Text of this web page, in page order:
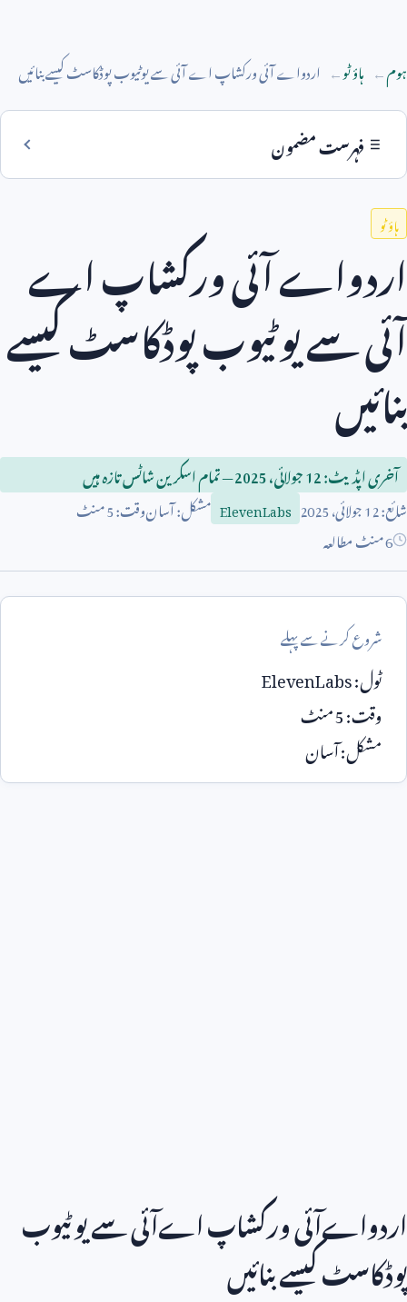
ہوم ہاؤ ٹو اردواے آئی ورکشاپ اے آئی سے یوٹیوب پوڈکاسٹ کیسے بنائیں
فہرست مضمون
ہاؤ ٹو
اردواے آئی ورکشاپ اے
آئی سے یوٹیوب پوڈکاسٹ کیسے
بنائیں
آخری اپڈیٹ:12جولائی،2025— تمام اسکرین شاٹس تازہ ہیں
شائع:12جولائی،2025
ElevenLabs مشکل: آسانوقت:5منٹ
6 منٹ مطالعہ
شروع کرنے سے پہلے
ٹول:ElevenLabs
وقت:5منٹ
مشکل: آسان
اردواےآئی ورکشاپ اےآئی سے یوٹیوب
پوڈکاسٹ کیسے بنائیں